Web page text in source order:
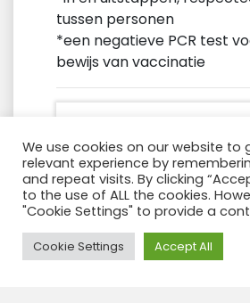
tussen personen
*een negatieve PCR test
bewijs van vaccinatie
We use cookies on our website to
relevant experience by
and repeat visits. By clicking
to the use of ALL the cookies.
"Cookie Settings" to provide a
Cookie Settings Accept All